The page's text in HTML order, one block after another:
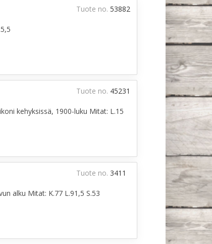
Tuote no. 53882
kehyksissä, 1900-luku Mitat: L.15
Tuote no. 45231
alku Mitat: K.77 L.91,5 S.53
Tuote no. 3411